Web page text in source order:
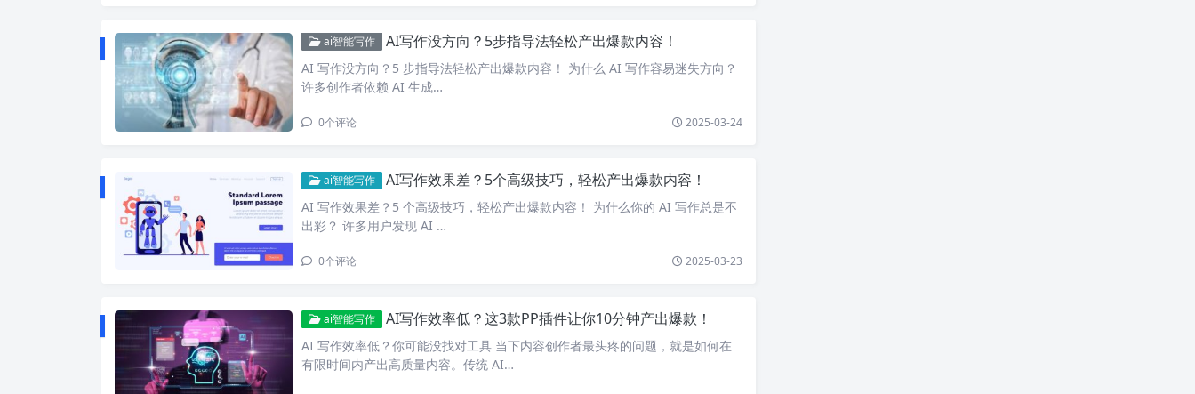
ai智能写作 AI写作没方向？5步指导法轻松产出爆款内容！
AI 写作没方向？5 步指导法轻松产出爆款内容！ 为什么 AI 写作容易迷失方向？
许多创作者依赖 AI 生成…
0个评论 2025-03-24
ai智能写作 AI写作效果差？5个高级技巧，轻松产出爆款内容！
AI 写作效果差？5 个高级技巧，轻松产出爆款内容！ 为什么你的 AI 写作总是不
出彩？ 许多用户发现 AI …
0个评论 2025-03-23
ai智能写作 AI写作效率低？这3款PP插件让你10分钟产出爆款！
AI 写作效率低？你可能没找对工具 当下内容创作者最头疼的问题，就是如何在
有限时间内产出高质量内容。传统 AI…